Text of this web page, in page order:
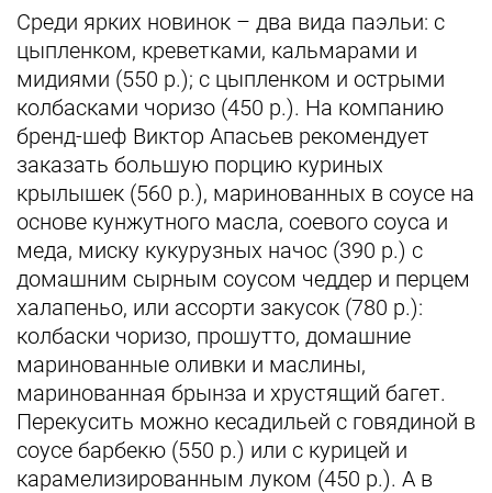
Среди ярких новинок – два вида паэльи: с
цыпленком, креветками, кальмарами и
мидиями (550 р.); с цыпленком и острыми
колбасками чоризо (450 р.). На компанию
бренд-шеф Виктор Апасьев рекомендует
заказать большую порцию куриных
крылышек (560 р.), маринованных в соусе на
основе кунжутного масла, соевого соуса и
меда, миску кукурузных начос (390 р.) с
домашним сырным соусом чеддер и перцем
халапеньо, или ассорти закусок (780 р.):
колбаски чоризо, прошутто, домашние
маринованные оливки и маслины,
маринованная брынза и хрустящий багет.
Перекусить можно кесадильей с говядиной в
соусе барбекю (550 р.) или с курицей и
карамелизированным луком (450 р.). А в